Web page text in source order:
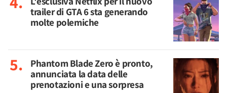
trailer di GTA 6 sta generando
molte polemiche
Phantom Blade Zero è pronto,
annunciata la data delle
prenotazioni e una sorpresa